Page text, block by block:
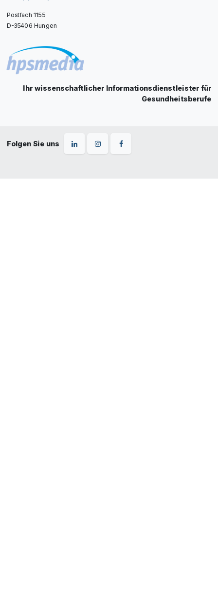
Postfach 1155
D-35406 Hungen
Ihr wissenschaftlicher Informationsdienstleister für
Gesundheitsberufe
Folgen Sie uns